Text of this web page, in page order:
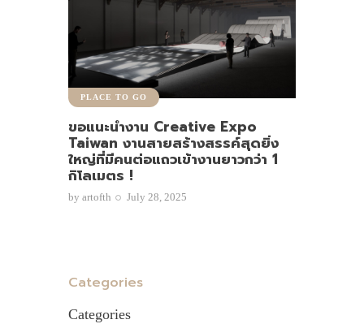
PLACE TO GO
ขอแนะนำงาน Creative Expo
Taiwan งานสายสร้างสรรค์สุดยิ่ง
ใหญ่ที่มีคนต่อแถวเข้างานยาวกว่า 1
กิโลเมตร !
by artofth July 28, 2025
Categories
Categories